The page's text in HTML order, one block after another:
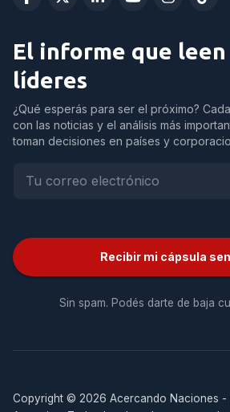
El informe que leen
líderes
¿Qué esperás para ser el próximo?
con las noticias y el análisis más
toman decisiones en países y
Recibir mi cápsula
Sin spam. Podés darte de baja
Copyright © 2026 Acercando Naciones -